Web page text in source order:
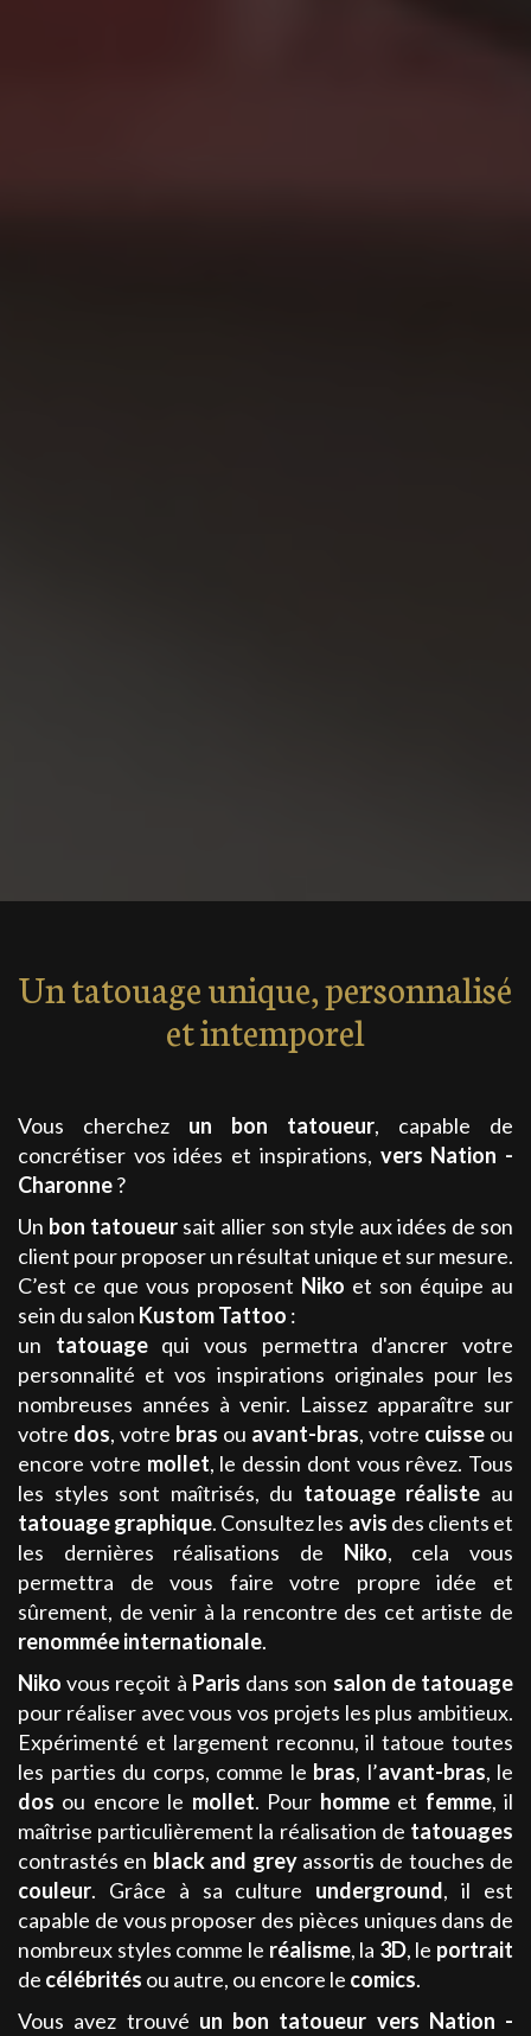
Un tatouage unique, personnalisé
et intemporel
Vous cherchez un bon tatoueur, capable de
concrétiser vos idées et inspirations, vers Nation -
Charonne?
Un bon tatoueur sait allier son style aux idées de son
client pour proposer un résultat unique et sur mesure.
C’est ce que vous proposent Niko et son équipe au
sein du salon Kustom Tattoo :
un tatouagequi vous permettra d'ancrer votre
personnalité et vos inspirations originales pour les
nombreuses années à venir. Laissez apparaître sur
votre dos, votre bras ou avant-bras, votre cuisse ou
encore votre mollet, le dessin dont vous rêvez. Tous
les styles sont maîtrisés, du tatouage réaliste au
tatouagegraphique. Consultez les avis des clients et
les dernières réalisations de Niko, cela vous
permettra de vous faire votre propre idée et
sûrement, de venir à la rencontre des cet artiste de
renommée internationale.
Niko vous reçoit à Paris dans son salon de tatouage
pour réaliser avec vous vos projets les plus ambitieux.
Expérimenté et largement reconnu, il tatoue toutes
les parties du corps, comme le bras, l’avant-bras, le
dos ou encore le mollet. Pour hommeet femme, il
maîtrise particulièrement la réalisation de tatouages
contrastés en black and greyassortis de touches de
couleur. Grâce à sa culture underground, il est
capable de vous proposer des pièces uniques dans de
nombreux styles comme le réalisme, la 3D, le portrait
de célébrités ou autre, ou encore le comics.
Vous avez trouvé un bon tatoueur vers Nation -